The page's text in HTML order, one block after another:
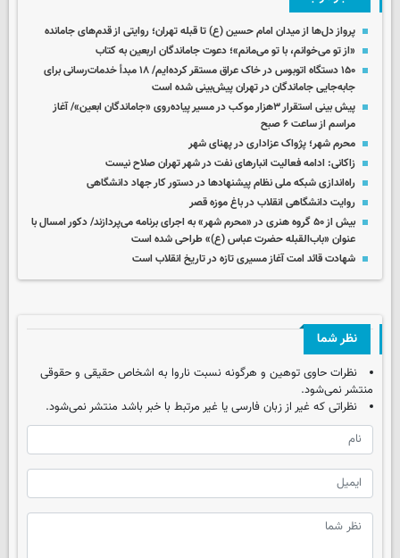
پرواز دل‌ها از میدان امام حسین (ع) تا قبله تهران؛ روایتی از قدم‌های جامانده
«از تو می‌خوانم، با تو می‌مانم»؛ دعوت جاماندگان اربعین به کتاب
۱۵۰ دستگاه اتوبوس در خاک عراق مستقر کرده‌ایم/ ۱۸ مبدأ خدمات‌رسانی برای
جابه‌جایی جاماندگان در تهران پیش‌بینی شده است
پیش بینی استقرار ۳هزار موکب در مسیر پیاده‌روی «جاماندگان ابعین»/ آغاز
مراسم از ساعت ۶ صبح
محرم شهر؛ پژواک عزاداری در پهنای شهر
زاکانی: ادامه فعالیت انبارهای نفت در شهر تهران صلاح نیست
راه‌اندازی شبکه ملی نظام پیشنهادها در دستور کار جهاد دانشگاهی
روایت دانشگاهی انقلاب در باغ موزه قصر
بیش از ۵۰ گروه هنری در «محرم شهر» به اجرای برنامه می‌پردازند/ دکور امسال با
عنوان «باب‌القبله حضرت عباس (ع)» طراحی شده است
شهادت قائد امت آغاز مسیری تازه در تاریخ انقلاب است
نظر شما
نظرات حاوی توهین و هرگونه نسبت ناروا به اشخاص حقیقی و حقوقی
منتشر نمی‌شود.
نظراتی که غیر از زبان فارسی یا غیر مرتبط با خبر باشد منتشر نمی‌شود.